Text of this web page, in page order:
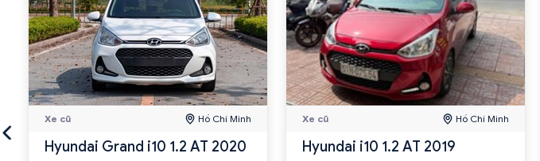
Xe cũ Hồ Chí Minh
Hyundai Grand i10 1.2 AT 2020
Xe cũ Hồ Chí Minh
Hyundai i10 1.2 AT 2019